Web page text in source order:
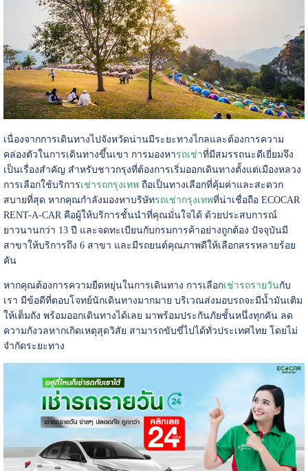
เนื่องจากการเดินทางไปจังหวัดน่านมีระยะทางไกลและต้องการความ
คล่องตัวในการเดินทางขึ้นเขา การมองหารถเช่าที่มีสมรรถนะดีเยี่ยมจึง
เป็นเรื่องสำคัญ สำหรับชาวกรุงที่ต้องการเริ่มออกเดินทางตั้งแต่เมืองหลวง
การเลือกใช้บริการเช่ารถกรุงเทพถือเป็นทางเลือกที่คุ้มค่าและสะดวก
สบายที่สุด หากคุณกำลังมองหาบริษัทรถเช่ากรุงเทพที่น่าเชื่อถือ ECOCAR
RENT-A-CAR คือผู้ให้บริการชั้นนำที่คุณมั่นใจได้ ด้วยประสบการณ์
ยาวนานกว่า 13 ปี และจดทะเบียนกับกรมการค้าอย่างถูกต้อง ปัจจุบันมี
สาขาให้บริการถึง 6 สาขา และมีรถยนต์คุณภาพดีให้เลือกสรรหลายร้อย
คัน
หากคุณต้องการความยืดหยุ่นในการเดินทาง การเลือกเช่ารถรายวันกับ
เรา มีข้อดีที่ตอบโจทย์นักเดินทางมากมาย บริเวณส่งมอบรถจะมีน้ำมันเติม
ให้เต็มถัง พร้อมออกเดินทางได้เลย มาพร้อมประกันภัยชั้นหนึ่งทุกคัน ลด
ความกังวลหากเกิดเหตุสุดวิสัย สามารถขับขี่ไปได้ทั่วประเทศไทย โดยไม่
จำกัดระยะทาง